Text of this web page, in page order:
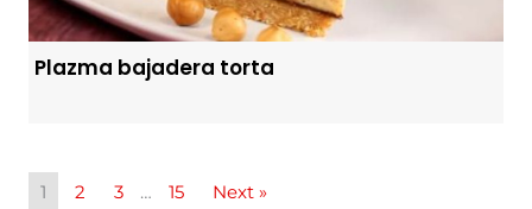
Plazma bajadera torta
1 2 3 … 15 Next »